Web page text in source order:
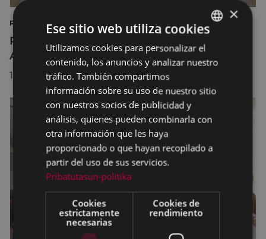
PLENO CONSEJO DE LA INFANCIA Y ADOLESCENCIA
Primer pleno del Consejo de la Infancia y
Adolescencia de Eibar
18/02/2025
BASQUE
SPANISH
×
Ese sitio web utiliza cookies
Utilizamos cookies para personalizar el
contenido, los anuncios y analizar nuestro
tráfico. También compartimos
información sobre su uso de nuestro sitio
con nuestros socios de publicidad y
análisis, quienes pueden combinarla con
otra información que les haya
proporcionado o que hayan recopilado a
partir del uso de sus servicios.
Pribatutasun-politika
Cookies
estrictamente
necesarias
Cookies de
rendimiento